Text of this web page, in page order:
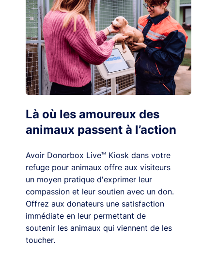
Là où les amoureux des
animaux passent à l’action
Avoir Donorbox Live™ Kiosk dans votre
refuge pour animaux offre aux visiteurs
un moyen pratique d'exprimer leur
compassion et leur soutien avec un don.
Offrez aux donateurs une satisfaction
immédiate en leur permettant de
soutenir les animaux qui viennent de les
toucher.